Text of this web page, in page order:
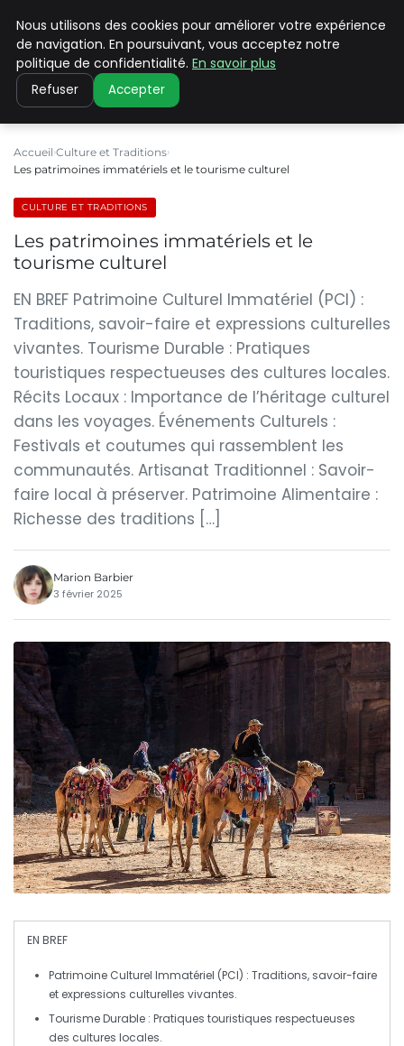
PILAT PATRIMOINES
Accueil Culture et Traditions
Les patrimoines immatériels et le tourisme culturel
CULTURE ET TRADITIONS
Les patrimoines immatériels et le
tourisme culturel
EN BREF Patrimoine Culturel Immatériel (PCI) :
Traditions, savoir-faire et expressions culturelles
vivantes. Tourisme Durable : Pratiques
touristiques respectueuses des cultures locales.
Récits Locaux : Importance de l’héritage culturel
dans les voyages. Événements Culturels :
Festivals et coutumes qui rassemblent les
communautés. Artisanat Traditionnel : Savoir-
faire local à préserver. Patrimoine Alimentaire :
Richesse des traditions […]
Marion Barbier
3 février 2025
EN BREF
Patrimoine Culturel Immatériel (PCI) : Traditions, savoir-faire
et expressions culturelles vivantes.
Tourisme Durable : Pratiques touristiques respectueuses
des cultures locales.
Nous utilisons des cookies pour améliorer votre expérience
de navigation. En poursuivant, vous acceptez notre
politique de confidentialité. En savoir plus
Refuser Accepter